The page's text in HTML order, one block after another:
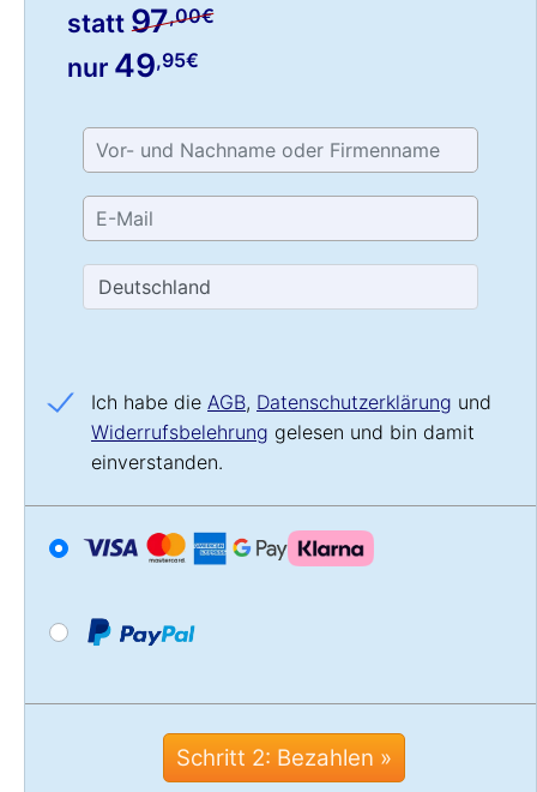
statt97,00€
nur 49,95€
Ich habe die AGB, Datenschutz­erklärung und
Widerrufs­belehrung gelesen und bin damit
einverstanden.